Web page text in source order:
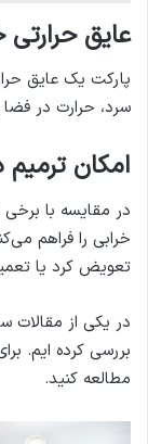
عایق
پارکت یک عایق
سرد، حرارت در
امکان
در مقایسه با
خرابی را فراهم
تعویض کرد یا
در یکی از مقالات
بررسی کرده ایم.
مطالعه کنید.